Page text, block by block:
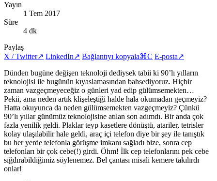
Yayın
1 Tem 2017
Süre
4 dk
Paylaş
X / Twitter↗ LinkedIn↗ Bağlantıyı kopyala⌘C E-posta↗
Dünden bugüne değişen teknoloji dediysek tabii ki 90’lı yılların
teknolojisi ile bugünün kıyaslamasından bahsediyoruz. Hiçbir
zaman vazgeçmeyeceğiz o günleri yad edip gülümsemekten…
Pekii, ama neden artık klişeleştiği halde hala okumadan geçmeyiz?
Hatta okuyunca da neden gülümsemekten vazgeçmeyiz? Çünkü
90’lı yıllar günümüz teknolojisine atılan son adımdı. Bir anda çok
fazla yenilik geldi. Plaklar teyp kasetlere dönüştü, atariler, tetrisler
kolay ulaşılabilir hale geldi, araç içi telefon diye bir şey ile tanıştık
bu her yerde telefonla görüşme imkanı sağladı bize, sonra cep
telefonları bir çok cebe(!) girdi. Öhm! İlk cep telefonlarını pek cebe
sığdırabildiğimiz söylenemez. Bel çantası misali kemere takılırdı
onlar!